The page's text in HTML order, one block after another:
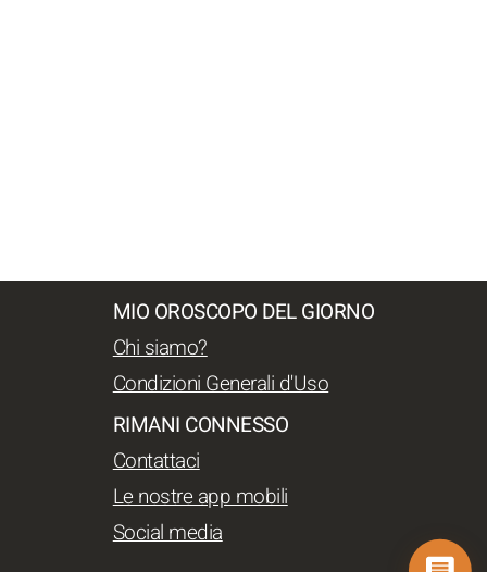
MIO OROSCOPO DEL GIORNO
Chi siamo?
Condizioni Generali d'Uso
RIMANI CONNESSO
Contattaci
Le nostre app mobili
Social media